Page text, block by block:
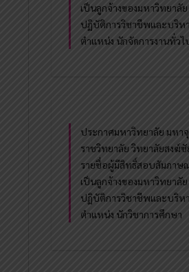
เป็นลูกจ้างของมหาวิทยาลั
ปฏิบัติการวิชาชีพและบริห
ตำแหน่ง นักจัดการงานทั่วไ
ประกาศมหาวิทยาลัย มหา
ราชวิทยาลัย วิทยาลัยสงฆ์ชั
รายชื่อผู้มีสิทธิ์สอบสัมภาษ
เป็นลูกจ้างของมหาวิทยาลั
ปฏิบัติการวิชาชีพและบริห
ตำแหน่ง นักวิชาการศึกษา